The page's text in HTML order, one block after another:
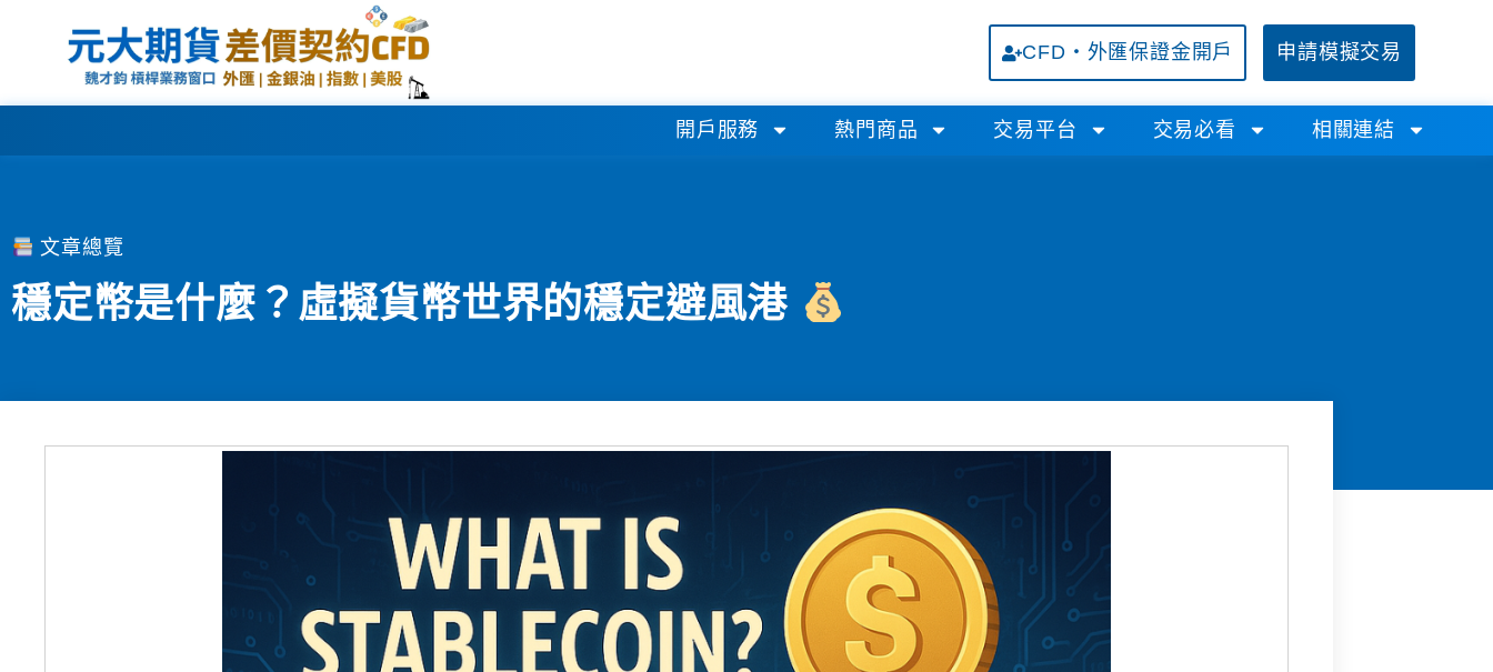
CFD・外匯保證金開戶 申請模擬交易
開戶服務 熱門商品 交易平台 交易必看 相關連結
文章總覽
穩定幣是什麼？虛擬貨幣世界的穩定避風港